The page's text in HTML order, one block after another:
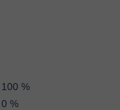
100 %
0 %